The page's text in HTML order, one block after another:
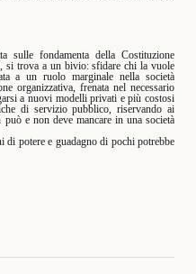
sulle fondamenta della Costituzione
si trova a un bivio: sfidare chi la vuole
a un ruolo marginale nella società
organizzativa, frenata nel necessario
a nuovi modelli privati e più costosi
di servizio pubblico, riservando ai
e non deve mancare in una società
di potere e guadagno di pochi potrebbe